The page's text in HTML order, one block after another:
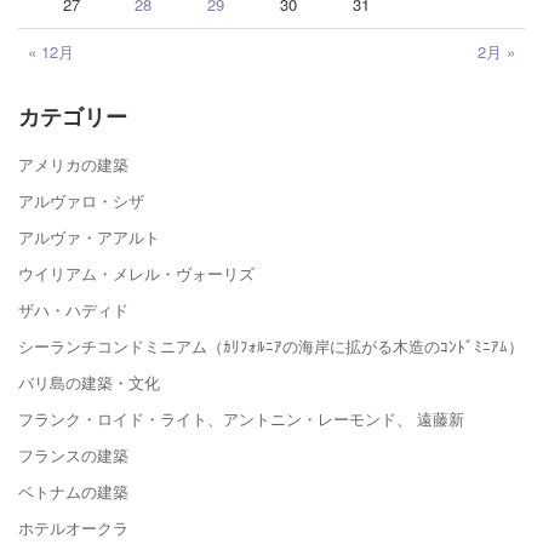
« 12月 2月 »
カテゴリー
アメリカの建築
アルヴァロ・シザ
アルヴァ・アアルト
ウイリアム・メレル・ヴォーリズ
ザハ・ハディド
シーランチコンドミニアム（ｶﾘﾌｫﾙﾆｱの海岸に拡がる木造のｺﾝﾄﾞﾐﾆｱﾑ）
バリ島の建築・文化
フランク・ロイド・ライト、アントニン・レーモンド、 遠藤新
フランスの建築
ベトナムの建築
ホテルオークラ